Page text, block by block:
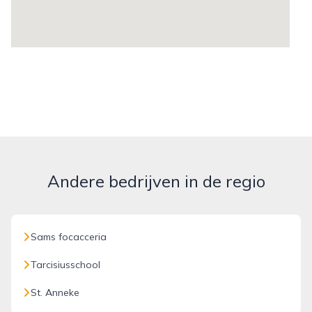
Andere bedrijven in de regio
Sams focacceria
Tarcisiusschool
St. Anneke